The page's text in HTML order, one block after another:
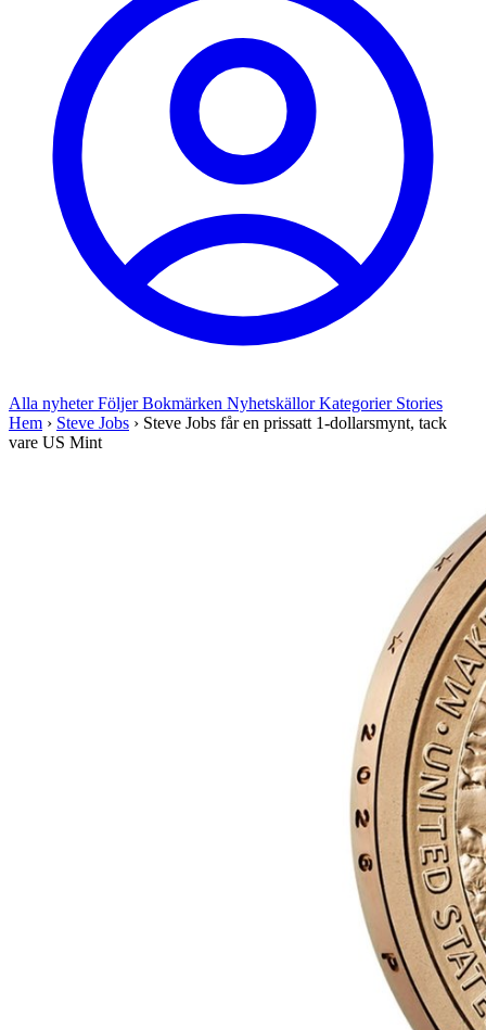
Alla nyheterFöljerBokmärken NyhetskällorKategorier Stories
Hem › Steve Jobs › Steve Jobs får en prissatt 1-dollarsmynt, tack
vare US Mint